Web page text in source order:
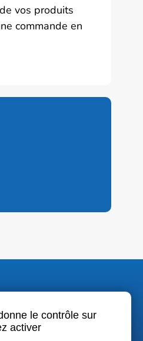
vos produits
commande en
le contrôle sur
activer